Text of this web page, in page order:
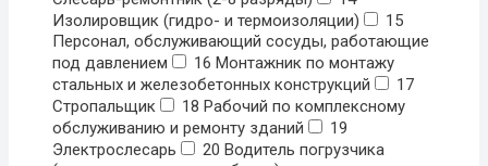
Изолировщик (гидро- и термоизоляции)
15
Персонал, обслуживающий сосуды, работающие
под давлением
16 Монтажник по монтажу
стальных и железобетонных конструкций
17
Стропальщик
18 Рабочий по комплексному
обслуживанию и ремонту зданий
19
Электрослесарь
20 Водитель погрузчика